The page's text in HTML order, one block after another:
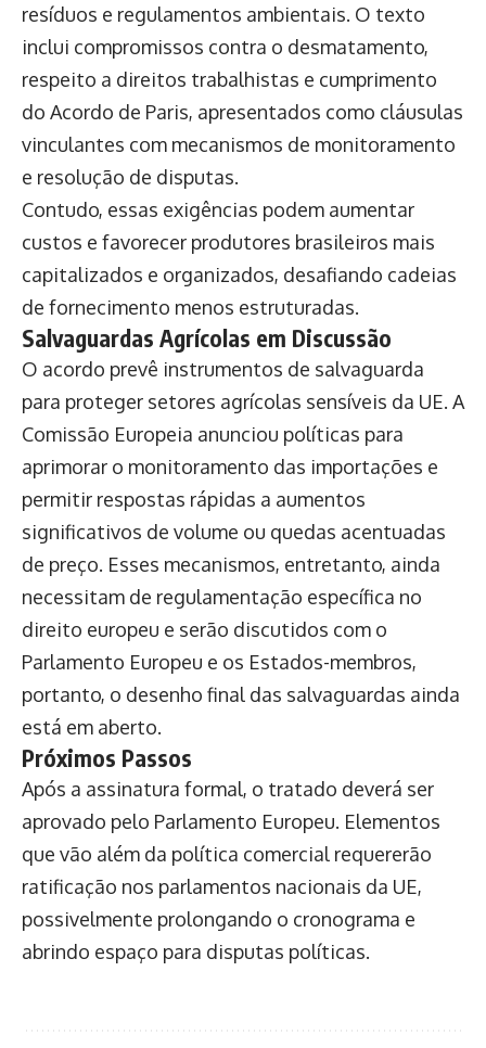
resíduos e regulamentos ambientais. O texto
inclui compromissos contra o desmatamento,
respeito a direitos trabalhistas e cumprimento
do Acordo de Paris, apresentados como cláusulas
vinculantes com mecanismos de monitoramento
e resolução de disputas.
Contudo, essas exigências podem aumentar
custos e favorecer produtores brasileiros mais
capitalizados e organizados, desafiando cadeias
de fornecimento menos estruturadas.
Salvaguardas Agrícolas em Discussão
O acordo prevê instrumentos de salvaguarda
para proteger setores agrícolas sensíveis da UE. A
Comissão Europeia anunciou políticas para
aprimorar o monitoramento das importações e
permitir respostas rápidas a aumentos
significativos de volume ou quedas acentuadas
de preço. Esses mecanismos, entretanto, ainda
necessitam de regulamentação específica no
direito europeu e serão discutidos com o
Parlamento Europeu e os Estados-membros,
portanto, o desenho final das salvaguardas ainda
está em aberto.
Próximos Passos
Após a assinatura formal, o tratado deverá ser
aprovado pelo Parlamento Europeu. Elementos
que vão além da política comercial requererão
ratificação nos parlamentos nacionais da UE,
possivelmente prolongando o cronograma e
abrindo espaço para disputas políticas.